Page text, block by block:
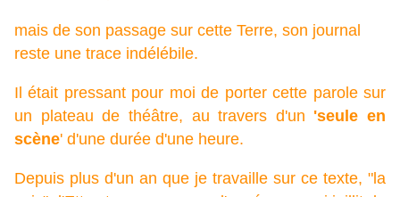
mais de son passage sur cette Terre, son journal
reste une trace indélébile.
Il était pressant pour moi de porter cette parole sur
un plateau de théâtre, au travers d'un 'seule en
scène' d'une durée d'une heure.
Depuis plus d'un an que je travaille sur ce texte, "la